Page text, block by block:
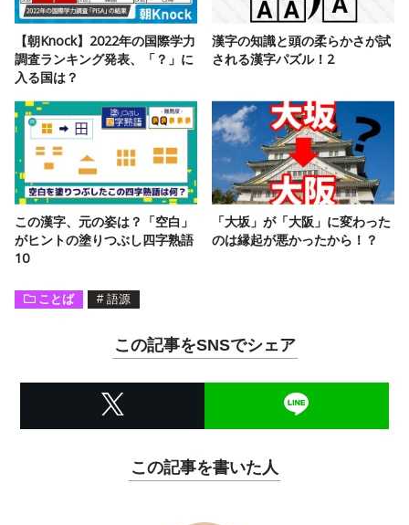
【朝Knock】2022年の国際学力
調査ランキング発表、「？」に
入る国は？
漢字の知識と頭の柔らかさが試
される漢字パズル！2
この漢字、元の姿は？「空白」
がヒントの塗りつぶし四字熟語
10
「大坂」が「大阪」に変わった
のは縁起が悪かったから！？
ことば # 語源
この記事をSNSでシェア
この記事を書いた人